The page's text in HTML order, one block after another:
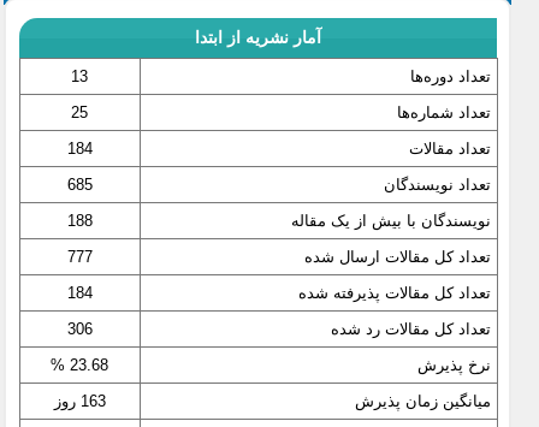
آمار نشریه از ابتدا
تعداد دوره‌ها
13
تعداد شماره‌ها
25
تعداد مقالات
184
تعداد نویسندگان
685
نویسندگان با بیش از یک مقاله
188
تعداد کل مقالات ارسال شده
777
تعداد کل مقالات پذیرفته شده
184
تعداد کل مقالات رد شده
306
نرخ پذیرش
23.68 %
میانگین زمان پذیرش
163 روز